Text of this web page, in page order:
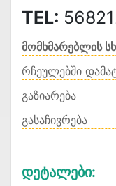
TEL:
მომხმარებლის
რჩეულებში
გაზიარება
გასაჩივრება
Დეტალები: